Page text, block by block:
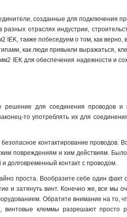
созданные для подключения
отраслях индустрии,
также побеседуем о том, как верно,
как люди привыкли выражаться,
IEK для обеспечения надежности и
для соединения проводов и
то употреблять их для
контактирование проводов.
повреждениям и хим действиям.
долговременный контакт с проводом.
проста. Вообразите себе один факт
и затянуть винт. Конечно же, все мы
Обратите внимание на то,
клеммы разрешают просто